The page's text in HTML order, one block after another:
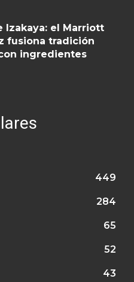
Izakaya: el Marriott
fusiona tradición
ingredientes
449
284
65
52
43